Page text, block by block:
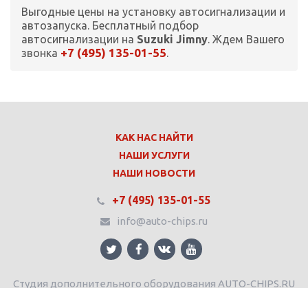
Выгодные цены на установку автосигнализации и
автозапуска. Бесплатный подбор
автосигнализации на Suzuki Jimny. Ждем Вашего
звонка +7 (495) 135-01-55.
КАК НАС НАЙТИ
НАШИ УСЛУГИ
НАШИ НОВОСТИ
+7 (495) 135-01-55
info@auto-chips.ru
Студия дополнительного оборудования AUTO-CHIPS.RU